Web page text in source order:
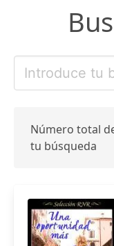
Número total
tu búsqueda